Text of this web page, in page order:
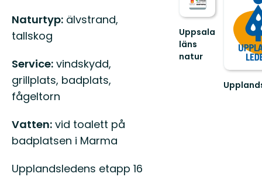
Naturtyp: älvstrand,
tallskog
Service: vindskydd,
grillplats, badplats,
fågeltorn
Vatten: vid toalett på
badplatsen i Marma
Upplandsledens etapp 16
Uppsala
läns
natur
Välkommen